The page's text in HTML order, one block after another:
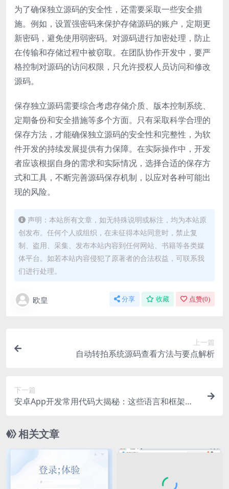
为了确保独立源码的安全性，还需要采取一些安全措
施。例如，设置强密码来保护存储源码的账户，定期更
新密码，避免使用弱密码。对源码进行加密处理，防止
在传输和存储过程中被窃取。在团队协作开发中，要严
格控制对源码的访问权限，只允许授权人员访问和修改
源码。
保存独立源码需要综合考虑存储介质、版本控制系统、
定期备份和安全措施等多个方面。只有采取科学合理的
保存方法，才能确保独立源码的安全性和完整性，为软
件开发的持续发展提供有力保障。在实际操作中，开发
者应该根据自身的需求和实际情况，选择合适的保存方
式和工具，不断完善源码保存机制，以应对各种可能出
现的风险。
声明：本站所有文章，如无特殊说明或标注，均为本站原
创发布。任何个人或组织，在未征得本站同意时，禁止复
制、盗用、采集、发布本站内容到任何网站、书籍等各类媒
体平台。如若本站内容侵犯了原著者的合法权益，可联系我
们进行处理。
欧皇 分享 收藏 点赞(0)
上一篇
自动转拍系统源码查看方法与要点解析
下一篇
安卓App开发常用代码大揭秘：这些语言和框架你
相关文章